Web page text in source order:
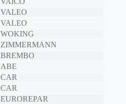
VALEO
VALEO
WOKING
ZIMMERMANN
BREMBO
ABE
CAR
CAR
EUROREPAR